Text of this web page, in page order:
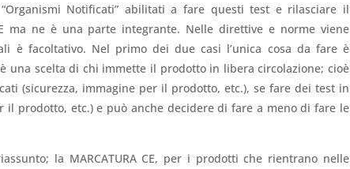
Notificati” abilitati a fare questi test e rilasciare il
ma ne è una parte integrante. Nelle direttive e norme viene
è facoltativo. Nel primo dei due casi l’unica cosa da fare è
una scelta di chi immette il prodotto in libera circolazione; cioè
(sicurezza, immagine per il prodotto, etc.), se fare dei test in
prodotto, etc.) e può anche decidere di fare a meno di fare le
la MARCATURA CE, per i prodotti che rientrano nelle